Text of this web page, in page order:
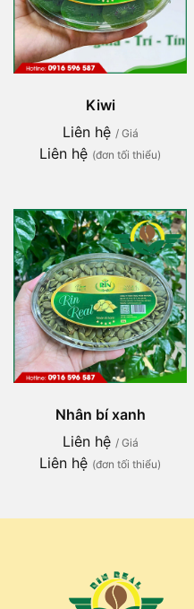
Kiwi
Liên hệ / Giá
Liên hệ (đơn tối thiểu)
Nhân bí xanh
Liên hệ / Giá
Liên hệ (đơn tối thiểu)